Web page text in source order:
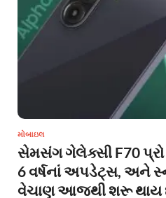
મોબાઇલ
સેમસંગ ગેલેક્સી F70 પ્રો
6 વર્ષનાં અપડેટ્સ, અને
વેચાણ આજથી શરૂ થાય